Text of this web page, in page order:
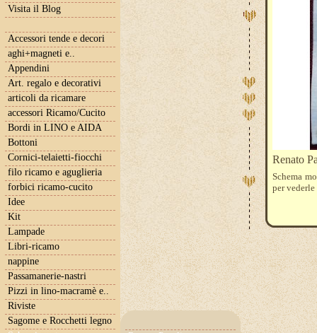
Visita il Blog
Accessori tende e decori
aghi+magneti e..
Appendini
Art. regalo e decorativi
articoli da ricamare
accessori Ricamo/Cucito
Bordi in LINO e AIDA
Bottoni
Cornici-telaietti-fiocchi
filo ricamo e aguglieria
forbici ricamo-cucito
Idee
Kit
Lampade
Libri-ricamo
nappine
Passamanerie-nastri
Pizzi in lino-macramè e..
Riviste
Sagome e Rocchetti legno
Renato
Schema
per